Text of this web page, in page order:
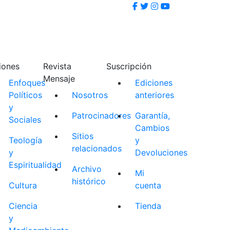
Enfoques
Políticos
y
Sociales
Teología
y
Espiritualidad
Cultura
Ciencia
y
Revista
Mensaje
Nosotros
Patrocinadores
Sitios
relacionados
Archivo
histórico
Suscripción
Ediciones
anteriores
Garantía,
Cambios
y
Devoluciones
Mi
cuenta
Tienda